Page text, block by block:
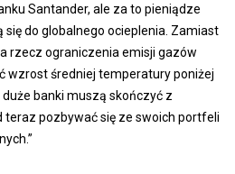
Santander, ale za to pieniądze
się do globalnego ocieplenia. Zamiast
rzecz ograniczenia emisji gazów
wzrost średniej temperatury poniżej
banki muszą skończyć z
pozbywać się ze swoich portfeli